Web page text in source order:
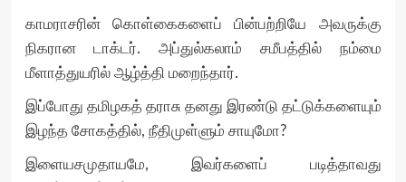
காமராசரின் கொள்கைகளைப் பின்பற்றியே அவருக்கு
நிகரான டாக்டர். அப்துல்கலாம் சமீபத்தில் நம்மை
மீளாத்துயரில் ஆழ்த்தி மறைந்தார்.
இப்போது தமிழகத் தராசு தனது இரண்டு தட்டுக்களையும்
இழந்த சோகத்தில், நீதிமுள்ளும் சாயுமோ?
இளையசமுதாயமே, இவர்களைப் படித்தாவது